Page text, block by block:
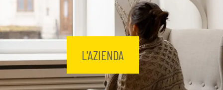
L'AZIENDA